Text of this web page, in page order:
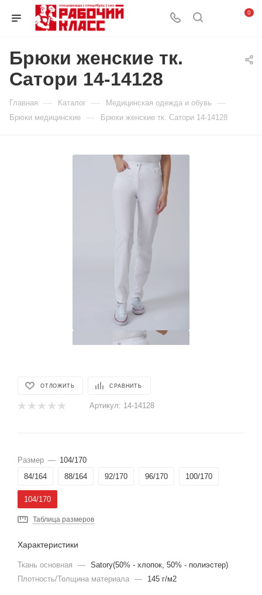
0
Брюки женские тк.
Сатори 14-14128
Главная — Каталог — Медицинская одежда и обувь —
Брюки медицинские — Брюки женские тк. Сатори 14-14128
ОТЛОЖИТЬ СРАВНИТЬ
Артикул: 14-14128
Размер — 104/170
84/164
88/164 92/170 96/170 100/170
104/170
Таблица размеров
Характеристики
Ткань основная — Satory(50% - хлопок, 50% - полиэстер)
Плотность/Толщина материала — 145 г/м2